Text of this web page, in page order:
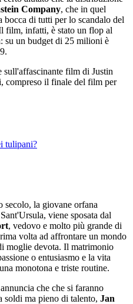
Company, che in quel
bocca di tutti per lo scandalo del
film, infatti, è stato un flop al
su un budget di 25 milioni è
sull'affascinante film di Justin
compreso il finale del film per
tulipani?
secolo, la giovane orfana
viene sposata dal
, vedovo e molto più grande di
volta ad affrontare un mondo
moglie devota. Il matrimonio
o entusiasmo e la vita
monotona e triste routine.
che che si faranno
soldi ma pieno di talento, Jan